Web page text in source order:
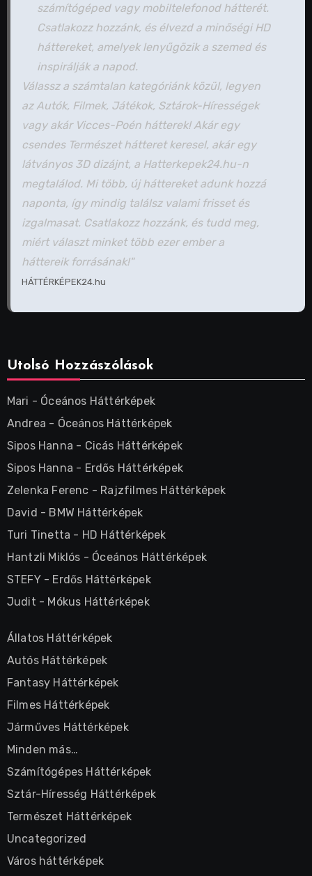
számítógéped vagy mobiltelefonod hátterét.
Csatlakozz hozzánk, és élvezd a minőségi HD
háttereket, amelyek lenyűgözik a szemed és
inspirálják a napod.
Válassz a számtalan kategóriánk közül, legyen
az Autók, Filmek, Játékok, Sztárok-Hírességek
vagy akár Vicces-Poén hátterek! Akár egy
csendes Természet hátteret keresel, akár egy
látványos 3D dizájnt, a Hatterkepek24.hu-n
megtalálod. Mi több, új háttereket adunk hozzá
naponta, így mindig találsz valami frisset és
izgalmasat. Csatlakozz hozzánk, és tudd meg,
miért választ minket több ezer ember a
háttereik forrásának!"
HÁTTÉRKÉPEK24.hu
Utolsó Hozzászólások
Mari - Óceános Háttérképek
Andrea - Óceános Háttérképek
Sipos Hanna - Cicás Háttérképek
Sipos Hanna - Erdős Háttérképek
Zelenka Ferenc - Rajzfilmes Háttérképek
David - BMW Háttérképek
Turi Tinetta - HD Háttérképek
Hantzli Miklós - Óceános Háttérképek
STEFY- Erdős Háttérképek
Judit - Mókus Háttérképek
Állatos Háttérképek
Autós Háttérképek
Fantasy Háttérképek
Filmes Háttérképek
Járműves Háttérképek
Minden más…
Számítógépes Háttérképek
Sztár-Híresség Háttérképek
Természet Háttérképek
Uncategorized
Város háttérképek